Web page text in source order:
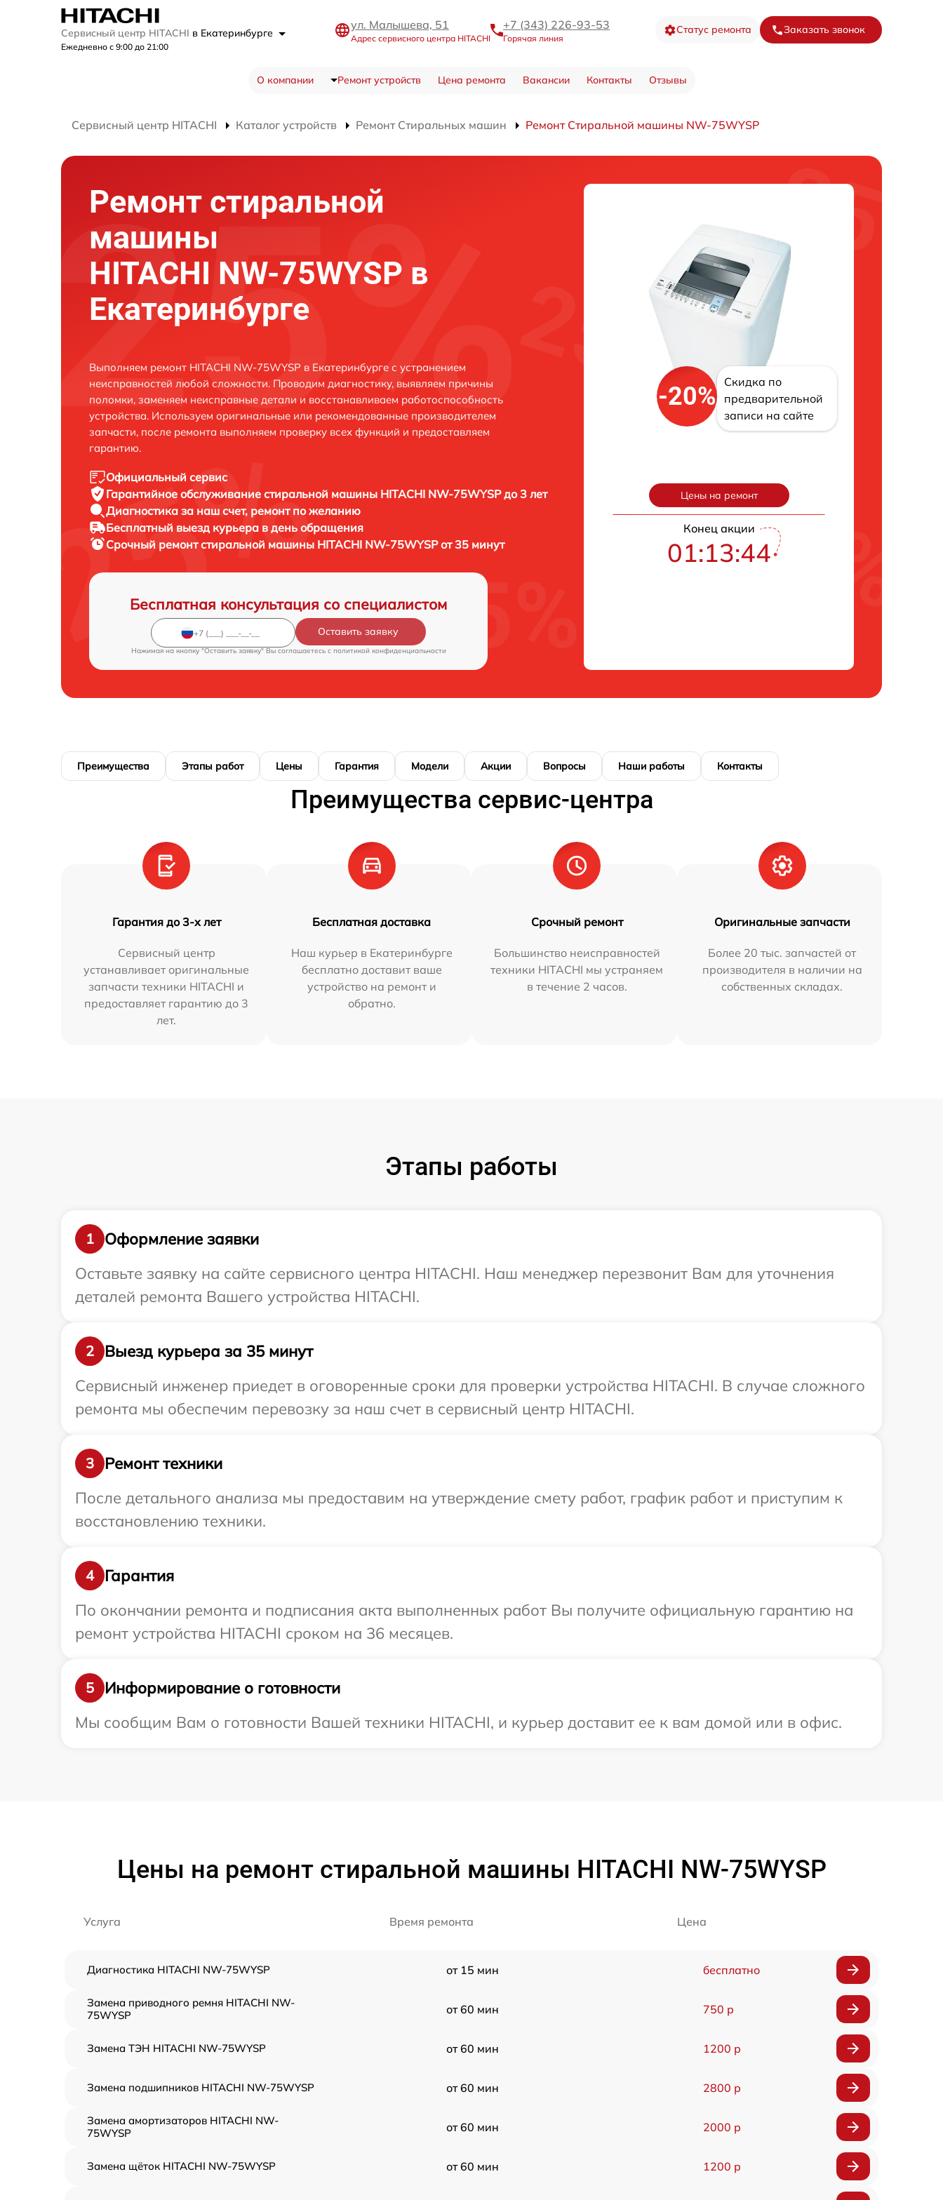
Сервисный центр HITACHI в Екатеринбурге
Ежедневно с 9:00 до 21:00
ул. Малышева, 51
Адрес сервисного центра HITACHI
+7 (343) 226-93-53
Горячая линия
Статус ремонта Заказать звонок
О компании Ремонт устройств Цена ремонта Вакансии Контакты Отзывы
Сервисный центр HITACHI Каталог устройств Ремонт Стиральных машин Ремонт Стиральной машины NW-75WYSP
Ремонт стиральной
машины
HITACHI NW-75WYSP в
Екатеринбурге
Выполняем ремонт HITACHI NW-75WYSP в Екатеринбурге с устранением
неисправностей любой сложности. Проводим диагностику, выявляем причины
поломки, заменяем неисправные детали и восстанавливаем работоспособность
устройства. Используем оригинальные или рекомендованные производителем
запчасти, после ремонта выполняем проверку всех функций и предоставляем
гарантию.
Официальный сервис
Гарантийное обслуживание стиральной машины HITACHI NW-75WYSP до 3 лет
Диагностика за наш счет, ремонт по желанию
Бесплатный выезд курьера в день обращения
Срочный ремонтстиральной машины HITACHI NW-75WYSP от 35 минут
Бесплатная консультация со специалистом
Оставить заявку
Нажимая на кнопку "Оставить заявку" Вы соглашаетесь c политикой конфиденциальности
-20%
Скидка по
предварительной
записи на сайте
Цены на ремонт
Конец акции
01:13:43
Преимущества Этапы работ Цены Гарантия Модели Акции Вопросы Наши работы Контакты
Преимущества сервис-центра
Гарантия до 3-х лет
Сервисный центр
устанавливает оригинальные
запчасти техники HITACHI и
предоставляет гарантию до 3
лет.
Бесплатная доставка
Наш курьер в Екатеринбурге
бесплатно доставит ваше
устройство на ремонт и
обратно.
Срочный ремонт
Большинство неисправностей
техники HITACHI мы устраняем
в течение 2 часов.
Оригинальные запчасти
Более 20 тыс. запчастей от
производителя в наличии на
собственных складах.
Этапы работы
1
Оформление заявки
Оставьте заявку на сайте сервисного центра HITACHI. Наш менеджер перезвонит Вам для уточнения
деталей ремонта Вашего устройства HITACHI.
2
Выезд курьера за 35 минут
Сервисный инженер приедет в оговоренные сроки для проверки устройства HITACHI. В случае сложного
ремонта мы обеспечим перевозку за наш счет в сервисный центр HITACHI.
3
Ремонт техники
После детального анализа мы предоставим на утверждение смету работ, график работ и приступим к
восстановлению техники.
4
Гарантия
По окончании ремонта и подписания акта выполненных работ Вы получите официальную гарантию на
ремонт устройства HITACHI сроком на 36 месяцев.
5
Информирование о готовности
Мы сообщим Вам о готовности Вашей техники HITACHI, и курьер доставит ее к вам домой или в офис.
Цены на ремонт стиральной машины HITACHI NW-75WYSP
Услуга Время ремонта Цена
Диагностика HITACHI NW-75WYSP от 15 мин бесплатно
Замена приводного ремня HITACHI NW-
75WYSP
от 60 мин 750 р
Замена ТЭН HITACHI NW-75WYSP от 60 мин 1200 р
Замена подшипников HITACHI NW-75WYSP от 60 мин 2800 р
Замена амортизаторов HITACHI NW-
75WYSP
от 60 мин 2000 р
Замена щёток HITACHI NW-75WYSP от 60 мин 1200 р